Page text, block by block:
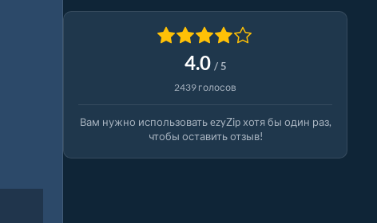
4.0 / 5
2439 голосов
Вам нужно использовать ezyZip хотя бы один раз,
чтобы оставить отзыв!